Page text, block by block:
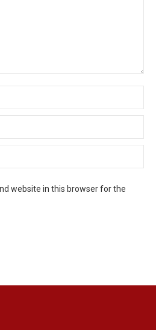
website in this browser for the